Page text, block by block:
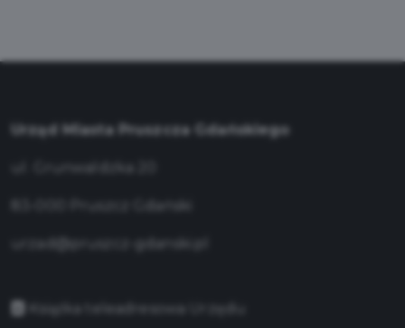
Urząd Miasta Pruszcza Gdańskiego
urzad@pruszcz-gdanski.pl
Książka teleadresowa Urzędu